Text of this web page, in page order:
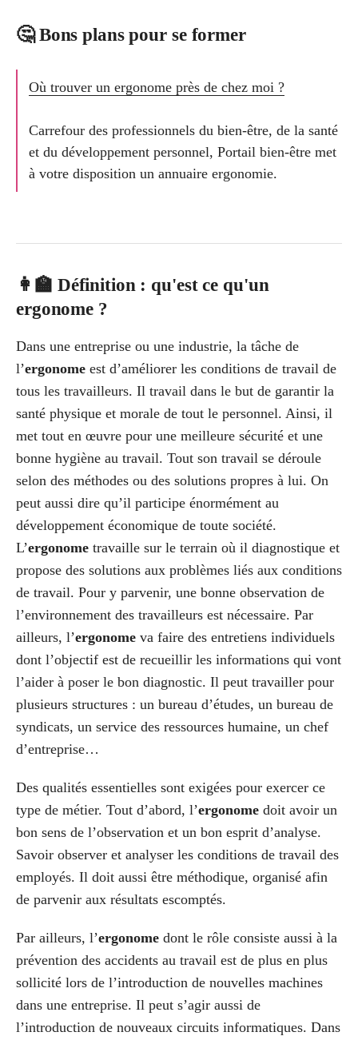
🤔 Bons plans pour se former
Où trouver un ergonome près de chez moi ?
Carrefour des professionnels du bien-être, de la santé
et du développement personnel, Portail bien-être met
à votre disposition un annuaire ergonomie.
👩‍🏫 Définition : qu'est ce qu'un
ergonome ?
Dans une entreprise ou une industrie, la tâche de
l’ergonome est d’améliorer les conditions de travail de
tous les travailleurs. Il travail dans le but de garantir la
santé physique et morale de tout le personnel. Ainsi, il
met tout en œuvre pour une meilleure sécurité et une
bonne hygiène au travail. Tout son travail se déroule
selon des méthodes ou des solutions propres à lui. On
peut aussi dire qu’il participe énormément au
développement économique de toute société.
L’ergonome travaille sur le terrain où il diagnostique et
propose des solutions aux problèmes liés aux conditions
de travail. Pour y parvenir, une bonne observation de
l’environnement des travailleurs est nécessaire. Par
ailleurs, l’ergonome va faire des entretiens individuels
dont l’objectif est de recueillir les informations qui vont
l’aider à poser le bon diagnostic. Il peut travailler pour
plusieurs structures : un bureau d’études, un bureau de
syndicats, un service des ressources humaine, un chef
d’entreprise…
Des qualités essentielles sont exigées pour exercer ce
type de métier. Tout d’abord, l’ergonome doit avoir un
bon sens de l’observation et un bon esprit d’analyse.
Savoir observer et analyser les conditions de travail des
employés. Il doit aussi être méthodique, organisé afin
de parvenir aux résultats escomptés.
Par ailleurs, l’ergonome dont le rôle consiste aussi à la
prévention des accidents au travail est de plus en plus
sollicité lors de l’introduction de nouvelles machines
dans une entreprise. Il peut s’agir aussi de
l’introduction de nouveaux circuits informatiques. Dans